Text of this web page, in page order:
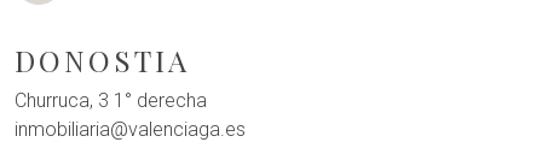
DONOSTIA
Churruca, 3 1° derecha
inmobiliaria@valenciaga.es